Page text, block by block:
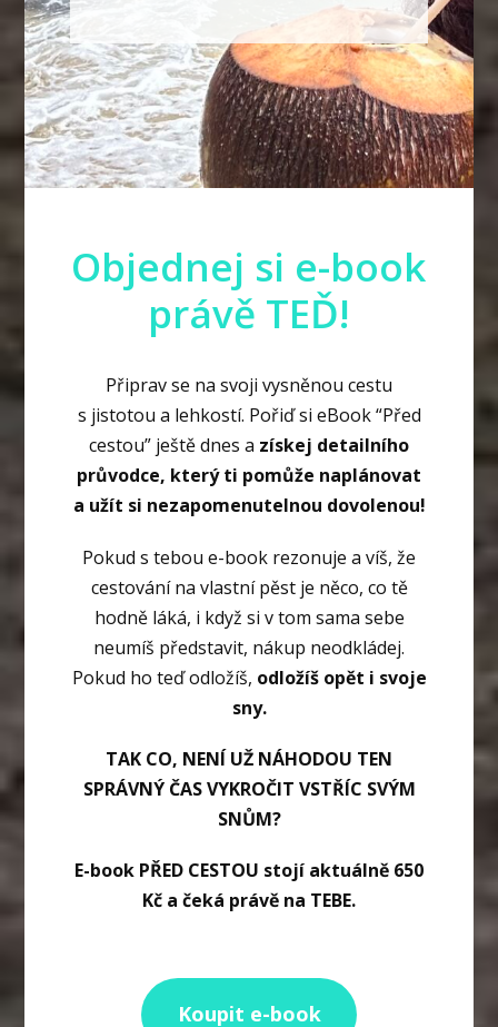
Objednej si e-book
právě TEĎ!
Připrav se na svoji vysněnou cestu
s jistotou a lehkostí. Pořiď si eBook “Před
cestou” ještě dnes a získej detailního
průvodce, který ti pomůže naplánovat
a užít si nezapomenutelnou dovolenou!
Pokud s tebou e-book rezonuje a víš, že
cestování na vlastní pěst je něco, co tě
hodně láká, i když si v tom sama sebe
neumíš představit, nákup neodkládej.
Pokud ho teď odložíš, odložíš opět i svoje
sny.
TAK CO, NENÍ UŽ NÁHODOU TEN
SPRÁVNÝ ČAS VYKROČIT VSTŘÍC SVÝM
SNŮM?
E-book PŘED CESTOU stojí aktuálně 650
Kč a čeká právě na TEBE.
Koupit e-book